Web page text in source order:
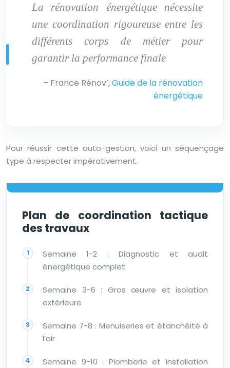
La rénovation énergétique nécessite
une coordination rigoureuse entre les
différents corps de métier pour
garantir la performance finale
– France Rénov’,Guide de la rénovation
énergétique
Pour réussir cette auto-gestion, voici un séquençage
type à respecter impérativement.
Plan de coordination tactique
des travaux
Semaine 1-2 : Diagnostic et audit
énergétique complet
Semaine 3-6 : Gros œuvre et isolation
extérieure
Semaine 7-8 : Menuiseries et étanchéité à
l’air
Semaine 9-10 : Plomberie et installation